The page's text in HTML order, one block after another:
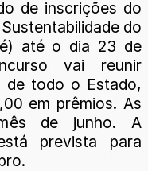
de inscrições do
do
até o dia 23 de
vai reunir
de todo o Estado,
em prêmios. As
de junho. A
prevista para